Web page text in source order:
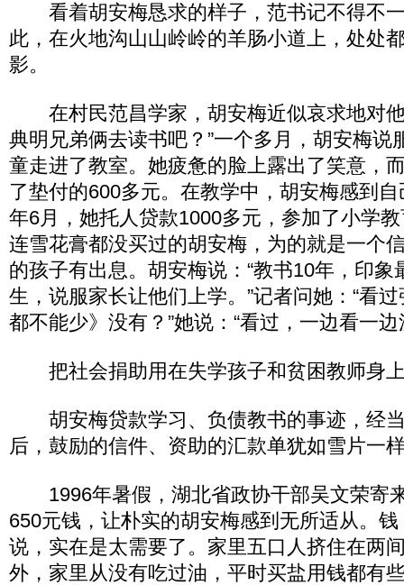
看着胡安梅恳求的样子，范书记不得不
此，在火地沟山山岭岭的羊肠小道上，处处
影。
在村民范昌学家，胡安梅近似哀求地对他
典明兄弟俩去读书吧？”一个多月，胡安梅说
童走进了教室。她疲惫的脸上露出了笑意，
了垫付的600多元。在教学中，胡安梅感到
年6月，她托人贷款1000多元，参加了小学
连雪花膏都没买过的胡安梅，为的就是一个
的孩子有出息。胡安梅说：“教书10年，印象
生，说服家长让他们上学。”记者问她：“看
都不能少》没有？”她说：“看过，一边看一边
把社会捐助用在失学孩子和贫困教师身
胡安梅贷款学习、负债教书的事迹，经
后，鼓励的信件、资助的汇款单犹如雪片一
1996年暑假，湖北省政协干部吴文荣寄
650元钱，让朴实的胡安梅感到无所适从。
说，实在是太需要了。家里五口人挤住在两
外，家里从没有吃过油，平时买盐用钱都有